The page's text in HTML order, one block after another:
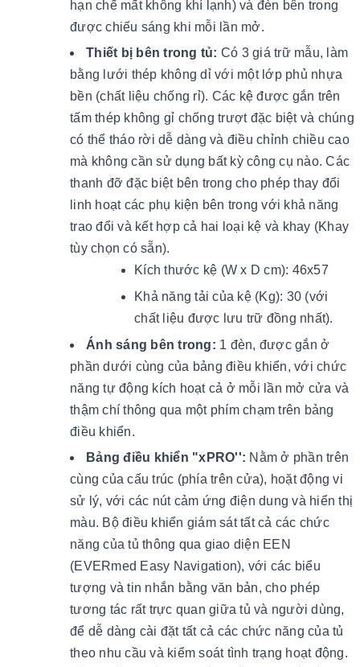
hạn chế mất không khí lạnh) và đèn bên trong
được chiếu sáng khi mỗi lần mở.
Thiết bị bên trong tủ: Có 3 giá trữ mẫu, làm
bằng lưới thép không dỉ với một lớp phủ nhựa
bền (chất liệu chống rỉ). Các kệ được gắn trên
tấm thép không gỉ chống trượt đặc biệt và chúng
có thể tháo rời dễ dàng và điều chỉnh chiều cao
mà không cần sử dụng bất kỳ công cụ nào. Các
thanh đỡ đặc biệt bên trong cho phép thay đổi
linh hoạt các phụ kiện bên trong với khả năng
trao đổi và kết hợp cả hai loại kệ và khay (Khay
tùy chọn có sẵn).
Kích thước kệ (W x D cm): 46x57
Khả năng tải của kệ (Kg): 30 (với
chất liệu được lưu trữ đồng nhất).
Ánh sáng bên trong: 1 đèn, được gắn ở
phần dưới cùng của bảng điều khiển, với chức
năng tự động kích hoạt cả ở mỗi lần mở cửa và
thậm chí thông qua một phím chạm trên bảng
điều khiển.
Bảng điều khiển "xPRO'': Nằm ở phần trên
cùng của cấu trúc (phía trên cửa), hoặt động vi
sử lý, với các nút cảm ứng điện dung và hiển thị
màu. Bộ điều khiển giám sát tất cả các chức
năng của tủ thông qua giao diện EEN
(EVERmed Easy Navigation), với các biểu
tượng và tin nhắn bằng văn bản, cho phép
tương tác rất trực quan giữa tủ và người dùng,
để dễ dàng cài đặt tất cả các chức năng của tủ
theo nhu cầu và kiểm soát tình trạng hoạt động.